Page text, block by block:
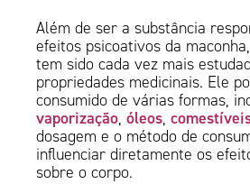
Além de ser a substância
efeitos psicoativos da
tem sido cada vez mais
propriedades medicinais. Ele
consumido de várias formas,
vaporização,óleos,
dosagem e o método de
influenciar diretamente os
sobre o corpo.